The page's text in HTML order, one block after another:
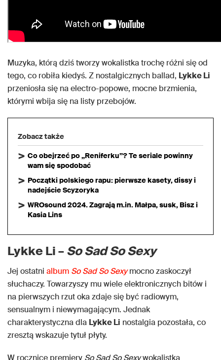
Muzyka, którą dziś tworzy wokalistka trochę różni się od
tego, co robiła kiedyś. Z nostalgicznych ballad, Lykke Li
przeniosła się na electro-popowe, mocne brzmienia,
którymi wbija się na listy przebojów.
Zobacz także
Co obejrzeć po „Reniferku”? Te seriale powinny
wam się spodobać
Początki polskiego rapu: pierwsze kasety, dissy i
nadejście Scyzoryka
WROsound 2024. Zagrają m.in. Małpa, susk, Bisz i
Kasia Lins
Lykke Li –So Sad So Sexy
Jej ostatni album So Sad So Sexy mocno zaskoczył
słuchaczy. Towarzyszy mu wiele elektronicznych bitów i
na pierwszych rzut oka zdaje się być radiowym,
sensualnym i niewymagającym. Jednak
charakterystyczna dla Lykke Li nostalgia pozostała, co
zresztą wskazuje tytuł płyty.
W rocznicę premiery So Sad So Sexywokalistka